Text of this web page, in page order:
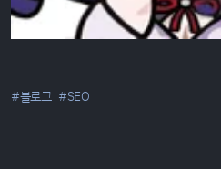
#블로그 #SEO